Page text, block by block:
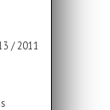
/ 2011